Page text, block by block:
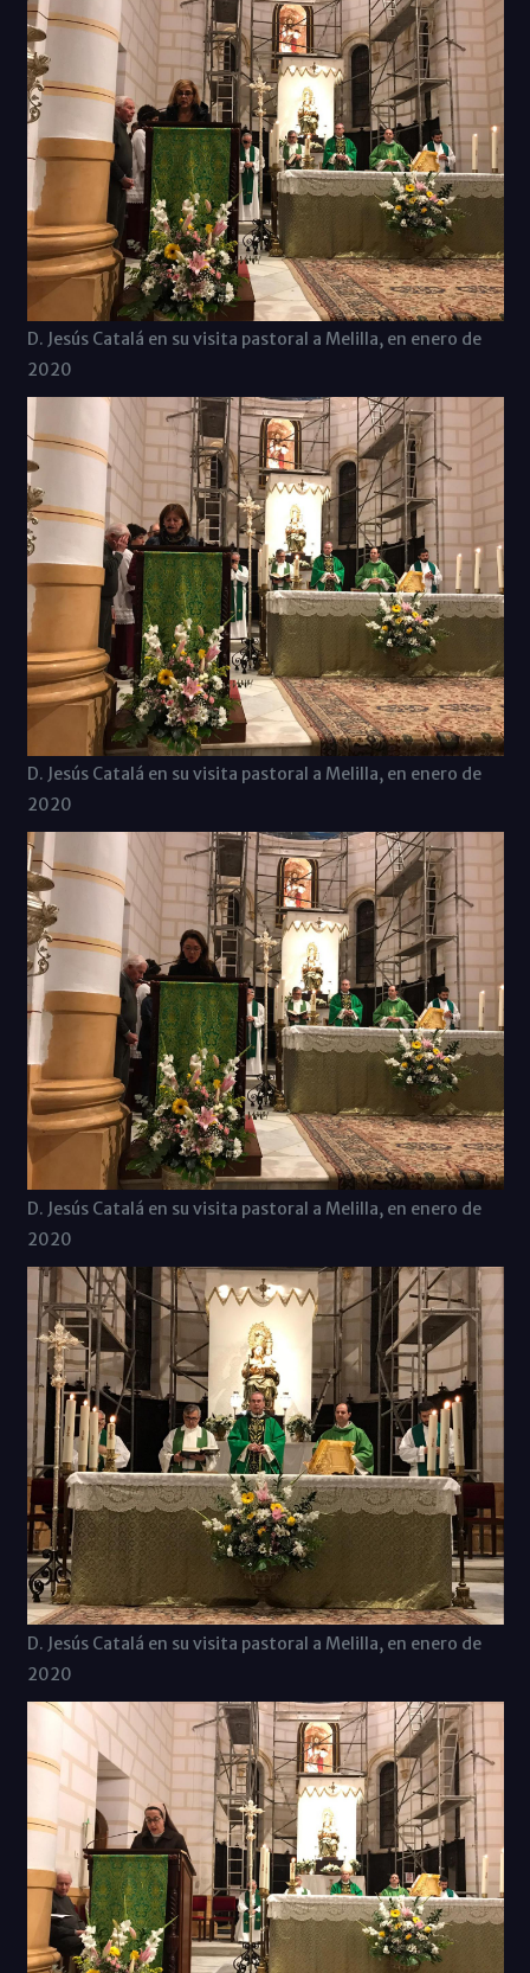
D. Jesús Catalá en su visita pastoral a Melilla, en enero de
2020
D. Jesús Catalá en su visita pastoral a Melilla, en enero de
2020
D. Jesús Catalá en su visita pastoral a Melilla, en enero de
2020
D. Jesús Catalá en su visita pastoral a Melilla, en enero de
2020